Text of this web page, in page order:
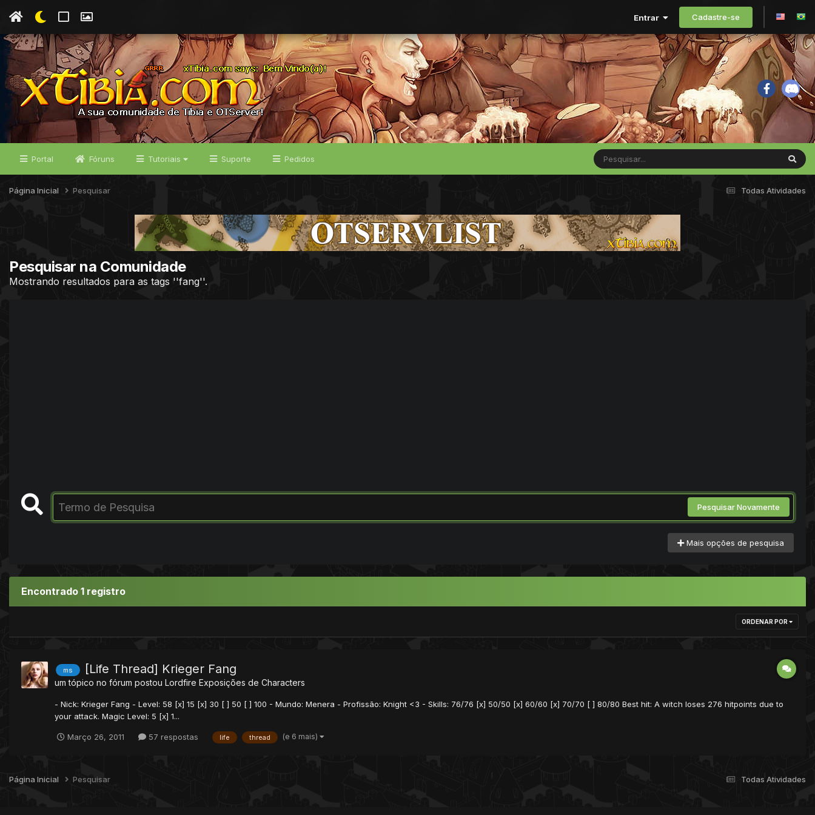
Entrar Cadastre-se
Portal Fóruns Tutoriais Suporte Pedidos
Todas Atividades
Página Inicial Pesquisar
Pesquisar na Comunidade
Mostrando resultados para as tags ''fang''.
Pesquisar Novamente
Mais opções de pesquisa
Encontrado 1 registro
ORDENAR POR
ms [Life Thread] Krieger Fang
um tópico no fórum postou Lordfire Exposições de Characters
- Nick: Krieger Fang - Level: 58 [x] 15 [x] 30 [ ] 50 [ ] 100 - Mundo: Menera - Profissão: Knight <3 - Skills: 76/76 [x] 50/50 [x] 60/60 [x] 70/70 [ ] 80/80 Best hit: A witch loses 276 hitpoints due to
your attack. Magic Level: 5 [x] 1...
Março 26, 2011 57 respostas life thread (e 6 mais)
Todas Atividades
Página Inicial Pesquisar